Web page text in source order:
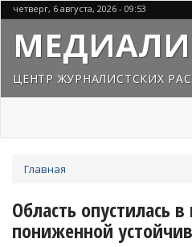
Перейти
к
основному
содержанию
четверг, 6 августа, 2026 - 09:53
ЦЕНТР ЖУРНАЛИСТСКИХ
здесь
Главная
Область опустилась
пониженной